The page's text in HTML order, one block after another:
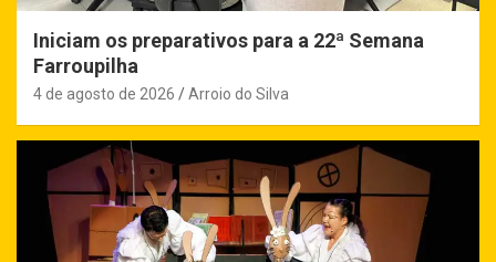
Iniciam os preparativos para a 22ª Semana
Farroupilha
4 de agosto de 2026 Arroio do Silva